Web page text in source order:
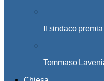
Il sindaco
Tommaso